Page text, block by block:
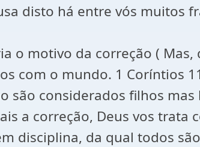
disto há entre vós muitos
o motivo da correção (
com o mundo. 1 Coríntios
são considerados filhos
a correção, Deus vos trata
disciplina, da qual todos